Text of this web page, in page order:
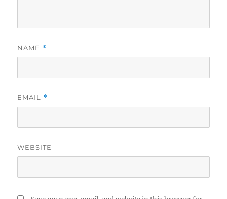
NAME *
EMAIL *
WEBSITE